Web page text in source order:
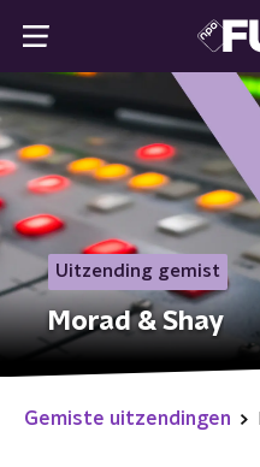
Uitzending gemist
Morad & Shay
Gemiste uitzendingen